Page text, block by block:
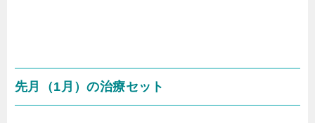
先月（1月）の治療セット